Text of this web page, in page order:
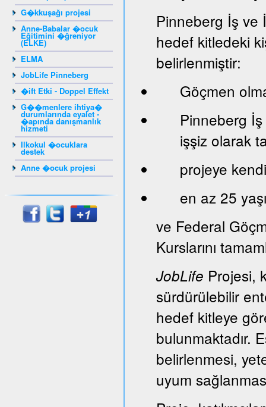
G�kkuşağı projesi
Anne-Babalar �ocuk
Eğitimini �ğreniyor
(ELKE)
ELMA
JobLife Pinneberg
�ift Etki - Doppel Effekt
G��menlere ihtiya�
durumlarında eyalet -
�apında danışmanlık
hizmeti
Ilkokul �ocuklara
destek
Anne �ocuk projesi
Pinneberg İş ve
hedef kitledeki
belirlenmiştir:
Göçmen
Pinneberg
işşiz olarak
projeye
en az 25
ve Federal
Kurslarını
JobLife Projesi,
sürdürülebilir
hedef kitleye
bulunmaktadır.
belirlenmesi,
uyum